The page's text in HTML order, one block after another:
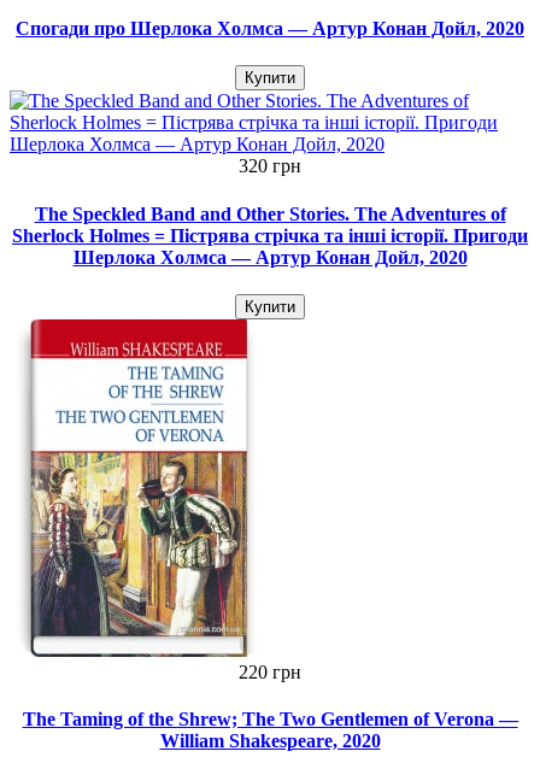
Спогади про Шерлока Холмса — Артур Конан Дойл, 2020
Купити
320 грн
The Speckled Band and Other Stories. The Adventures of
Sherlock Holmes = Пістрява стрічка та інші історії. Пригоди
Шерлока Холмса — Артур Конан Дойл, 2020
Купити
220 грн
The Taming of the Shrew; The Two Gentlemen of Verona —
William Shakespeare, 2020